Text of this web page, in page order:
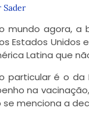
Sader
mundo agora, a
Estados Unidos
Latina que
particular é o
na
se menciona a